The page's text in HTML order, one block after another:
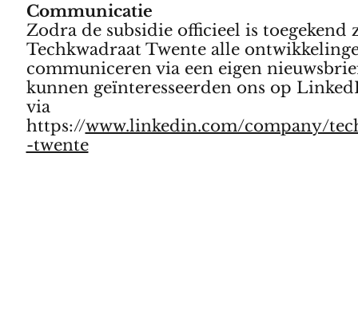
Communicatie
Zodra de subsidie officieel is toegekend
Techkwadraat Twente alle
communiceren via een eigen
kunnen geïnteresseerden ons op
via
https://www.linkedin.com/company/
-twente